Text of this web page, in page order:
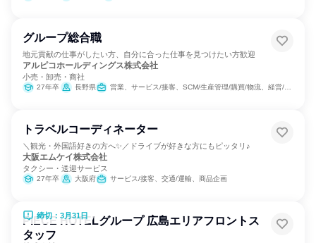
グループ総合職
地元貢献の仕事がしたい方、自分に合った仕事を見つけたい方歓迎
アルピコホールディングス株式会社
小売・卸売・商社
27年卒 長野県 営業、サービス/接客、SCM/生産管理/購買/物流、経営/事業企画
トラベルコーディネーター
＼観光・外国語好きの方へ✨／ドライブが好きな方にもピッタリ♪
大阪エムケイ株式会社
タクシー・送迎サービス
27年卒 大阪府 サービス/接客、交通/運輸、商品企画
締切：3月31日
PIECE HOTELグループ 広島エリアフロントス
タッフ